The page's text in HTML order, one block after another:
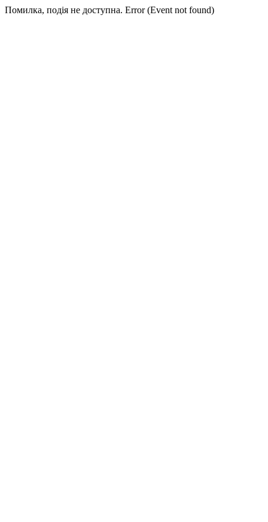
Помилка, подія не доступна. Error (Event not found)